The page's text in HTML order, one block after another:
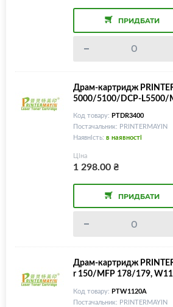
ПРИДБАТИ
Драм-картридж
5000/5100/DCP-L5500/
Код товару: PTDR3400
Постачальник: PRINTERMAYIN
Наявність: в наявності
Ціна
1 298.00₴
ПРИДБАТИ
Драм-картридж
r 150/MFP 178/179,
Код товару: PTW1120A
Постачальник: PRINTERMAYIN